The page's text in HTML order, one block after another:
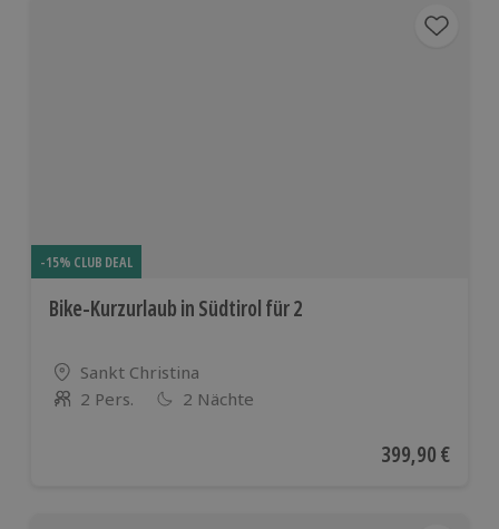
-15% CLUB DEAL
Bike-Kurzurlaub in Südtirol für 2
Standort
Sankt Christina
Anzahl der Teilnehmer
2 Pers. 2 Nächte
Aktueller Preis
399,90 €